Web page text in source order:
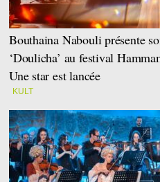
Bouthaina Nabouli présente
‘Doulicha’ au festival
Une star est lancée
KULT